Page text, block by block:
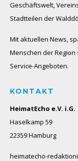
Geschäftswelt,
Stadtteilen der
Mit aktuellen News,
Menschen der
Service-Angeboten.
KONTAKT
HeimatEcho e.V. i.G.
Haselkamp 59
22359 Hamburg
heimatecho-